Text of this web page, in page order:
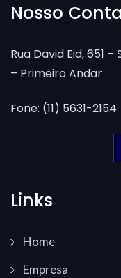
Nosso
Rua David Eid, 651
– Primeiro Andar
Fone: (11) 5631-2154
Links
Home
Empresa